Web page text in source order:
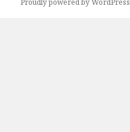
Proudly powered by WordPress